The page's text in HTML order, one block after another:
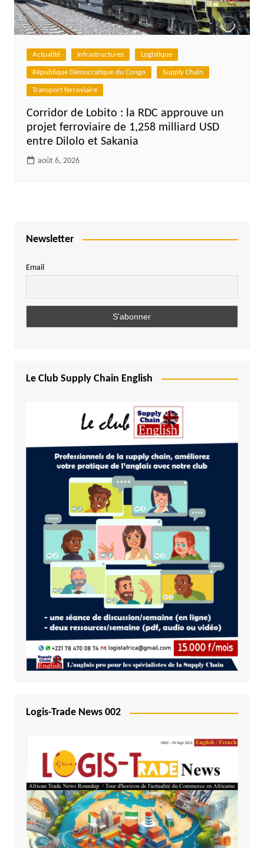
Actualité Infrastructures Logistique
République Démocratique du Congo Supply Chain
Transport ferroviaire
Corridor de Lobito : la RDC approuve un
projet ferroviaire de 1,258 milliard USD
entre Dilolo et Sakania
août 6, 2026
Newsletter
Email
Le Club Supply Chain English
Logis-Trade News 002